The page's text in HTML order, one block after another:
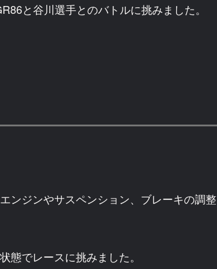
と谷川選手とのバトルに挑みました。
ンジンやサスペンション、ブレーキの調整
態でレースに挑みました。